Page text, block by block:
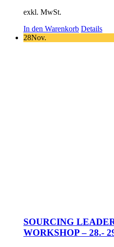
exkl. MwSt.
In den Warenkorb Details
28Nov.
SOURCING
WORKSHOP – 28.-